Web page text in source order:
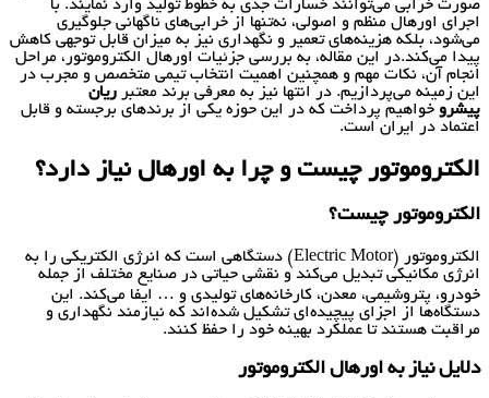
صورت خرابی می‌توانند خسارات جدی به خطوط تولید وارد نمایند. با
اجرای اورهال منظم و اصولی، نه‌تنها از خرابی‌های ناگهانی جلوگیری
می‌شود، بلکه هزینه‌های تعمیر و نگهداری نیز به میزان قابل توجهی کاهش
پیدا می‌کند.در این مقاله، به بررسی جزئیات اورهال الکتروموتور، مراحل
انجام آن، نکات مهم و همچنین اهمیت انتخاب تیمی متخصص و مجرب در
این زمینه می‌پردازیم. در انتها نیز به معرفی برند معتبر ریان
پیشرو خواهیم پرداخت که در این حوزه یکی از برندهای برجسته و قابل
اعتماد در ایران است.
الکتروموتور چیست و چرا به اورهال نیاز دارد؟
الکتروموتور چیست؟
الکتروموتور (Electric Motor) دستگاهی است که انرژی الکتریکی را به
انرژی مکانیکی تبدیل می‌کند و نقشی حیاتی در صنایع مختلف از جمله
خودرو، پتروشیمی، معدن، کارخانه‌های تولیدی و … ایفا می‌کند. این
دستگاه‌ها از اجزای پیچیده‌ای تشکیل شده‌اند که نیازمند نگهداری و
مراقبت هستند تا عملکرد بهینه خود را حفظ کنند.
دلایل نیاز به اورهال الکتروموتور